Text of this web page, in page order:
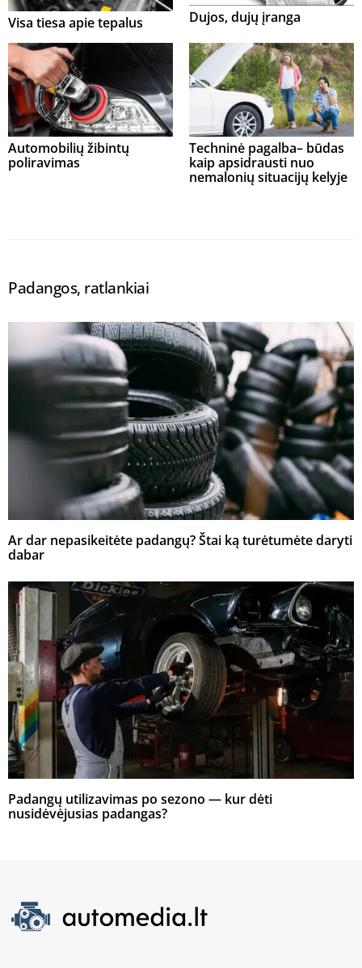
Visa tiesa apie tepalus Dujos, dujų įranga
Automobilių žibintų
poliravimas
Techninė pagalba– būdas
kaip apsidrausti nuo
nemalonių situacijų kelyje
Padangos, ratlankiai
Ar dar nepasikeitėte padangų? Štai ką turėtumėte daryti
dabar
Padangų utilizavimas po sezono — kur dėti
nusidėvėjusias padangas?